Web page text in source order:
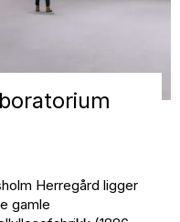
Herregård ligger
gamle